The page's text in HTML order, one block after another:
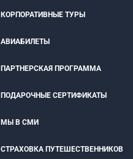
КОРПОРАТИВНЫЕ ТУРЫ
АВИАБИЛЕТЫ
ПАРТНЕРСКАЯ ПРОГРАММА
ПОДАРОЧНЫЕ СЕРТИФИКАТЫ
МЫ В СМИ
СТРАХОВКА ПУТЕШЕСТВЕННИКОВ